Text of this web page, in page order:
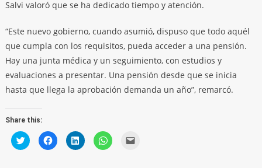
Salvi valoró que se ha dedicado tiempo y atención.
“Este nuevo gobierno, cuando asumió, dispuso que todo aquél
que cumpla con los requisitos, pueda acceder a una pensión.
Hay una junta médica y un seguimiento, con estudios y
evaluaciones a presentar. Una pensión desde que se inicia
hasta que llega la aprobación demanda un año”, remarcó.
Share this:
Click
to
share
Click
to
share
Click
to
share
Click
to